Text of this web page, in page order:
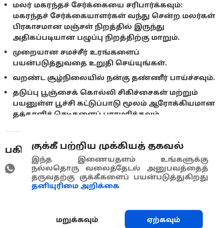
மலர் மகரந்தச் சேர்க்கையை சரிபார்க்கவும்:
மகரந்தச் சேர்க்கையாளர்கள் வந்து சென்ற மலர்கள்
பிரகாசமான மஞ்சள் நிறத்தில் இருந்து
அதிகப்படியான பழுப்பு நிறத்திற்கு மாறும்.
முறையான சமச்சீர் உரங்களைப்
பயன்படுத்துவதை உறுதி செய்யுங்கள்.
வறண்ட சூழ்நிலையில் நன்கு தண்ணீர் பாய்ச்சவும்.
தடுப்பு பூஞ்சைக் கொல்லி சிகிச்சைகள் மற்றும்
பயனுள்ள பூச்சி கட்டுப்பாடு மூலம் ஆரோக்கியமான
தக்காளிச் செடிகளைப் பராமரிக்கவும்.
பகிரவும்குக்கீ பற்றிய முக்கியத் தகவல்
இந்த இணையதளம் உங்களுக்கு
நல்லதொரு வலைத்தேடல் அனுபவத்தைத்
தருவதற்கு குக்கீகளைப் பயன்படுத்துகிறது
தனியுரிமை அறிக்கை
மறுக்கவும் ஏற்கவும்